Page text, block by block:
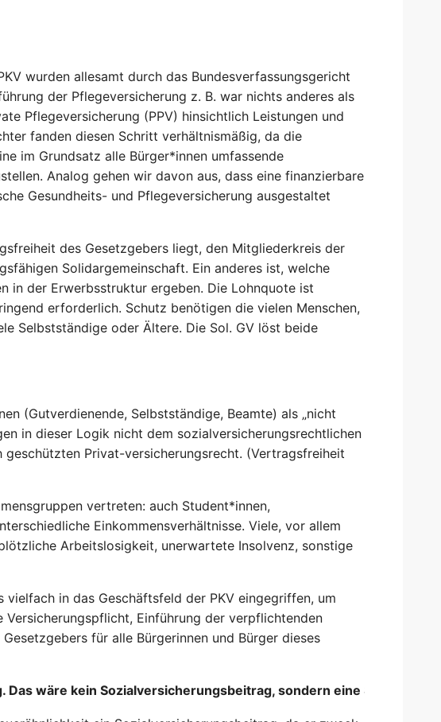
wurden allesamt durch das Bundesverfassungsgericht
der Pflegeversicherung z. B. war nichts anderes als
Pflegeversicherung (PPV) hinsichtlich Leistungen und
fanden diesen Schritt verhältnismäßig, da die
im Grundsatz alle Bürger*innen umfassende
Analog gehen wir davon aus, dass eine finanzierbare
Gesundheits- und Pflegeversicherung ausgestaltet
des Gesetzgebers liegt, den Mitgliederkreis der
Solidargemeinschaft. Ein anderes ist, welche
in der Erwerbsstruktur ergeben. Die Lohnquote ist
erforderlich. Schutz benötigen die vielen Menschen,
Selbstständige oder Ältere. Die Sol. GV löst beide
(Gutverdienende, Selbstständige, Beamte) als „nicht
in dieser Logik nicht dem sozialversicherungsrechtlichen
Privat-versicherungsrecht. (Vertragsfreiheit
vertreten: auch Student*innen,
Einkommensverhältnisse. Viele, vor allem
Arbeitslosigkeit, unerwartete Insolvenz, sonstige
in das Geschäftsfeld der PKV eingegriffen, um
Einführung der verpflichtenden
für alle Bürgerinnen und Bürger dieses
wäre kein Sozialversicherungsbeitrag, sondern eine Steuer.“